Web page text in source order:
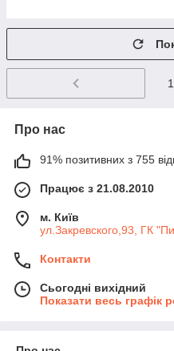
1
Про нас
91% позитивних з 755
Працює з 21.08.2010
м. Київ
ул.Закревского,93, ГК
Контакти
Сьогодні вихідний
Показати весь графік